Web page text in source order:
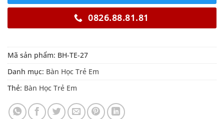
0826.88.81.81
Mã sản phẩm: BH-TE-27
Danh mục: Bàn Học Trẻ Em
Thẻ: Bàn Học Trẻ Em